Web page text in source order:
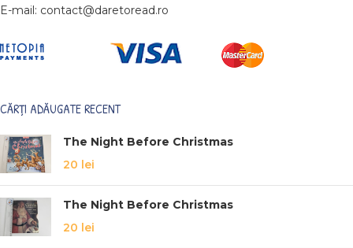
E-mail: contact@daretoread.ro
CĂRȚI ADĂUGATE RECENT
The Night Before Christmas
20 lei
The Night Before Christmas
20 lei